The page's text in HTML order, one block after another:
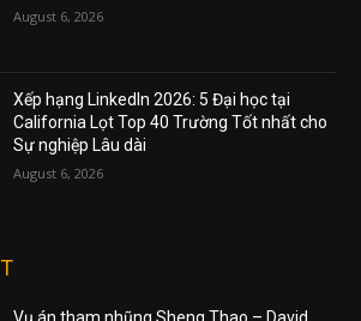
August 6, 2026
Xếp hạng LinkedIn 2026: 5 Đại học tại
California Lọt Top 40 Trường Tốt nhất cho
Sự nghiệp Lâu dài
August 6, 2026
Vụ án tham nhũng Sheng Thao – David